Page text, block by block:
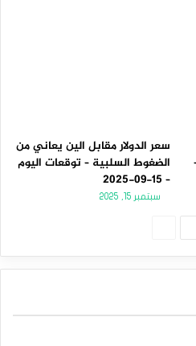
سعر الدولار مقابل الين يعاني من
الضغوط السلبية – توقعات اليوم
– 15-09-2025
سبتمبر 15, 2025